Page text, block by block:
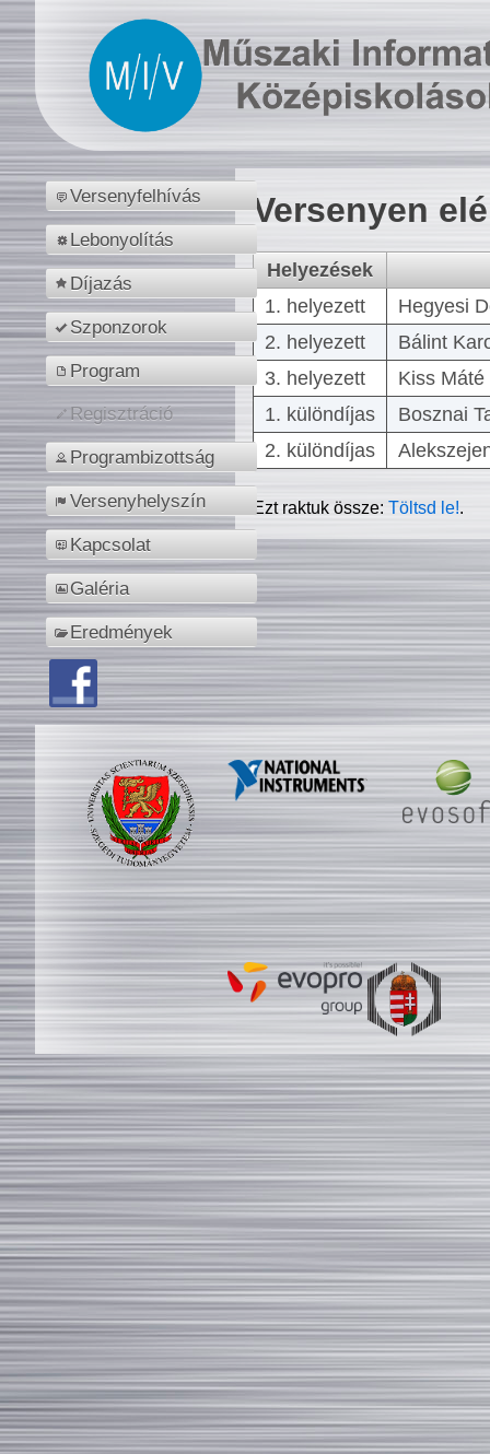
Versenyfelhívás
Lebonyolítás
Díjazás
Szponzorok
Program
Regisztráció
Programbizottság
Versenyhelyszín
Kapcsolat
Galéria
Eredmények
Versenyen
Helyezések
1. helyezett
Hegyesi
2. helyezett
Bálint
3. helyezett
Kiss
1. különdíjas
Bosznai
2. különdíjas
Ezt raktuk össze:Töltsd le!.